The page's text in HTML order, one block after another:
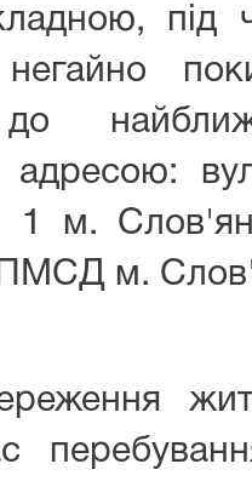
під
до
адресою:
1 м.
м.
життя